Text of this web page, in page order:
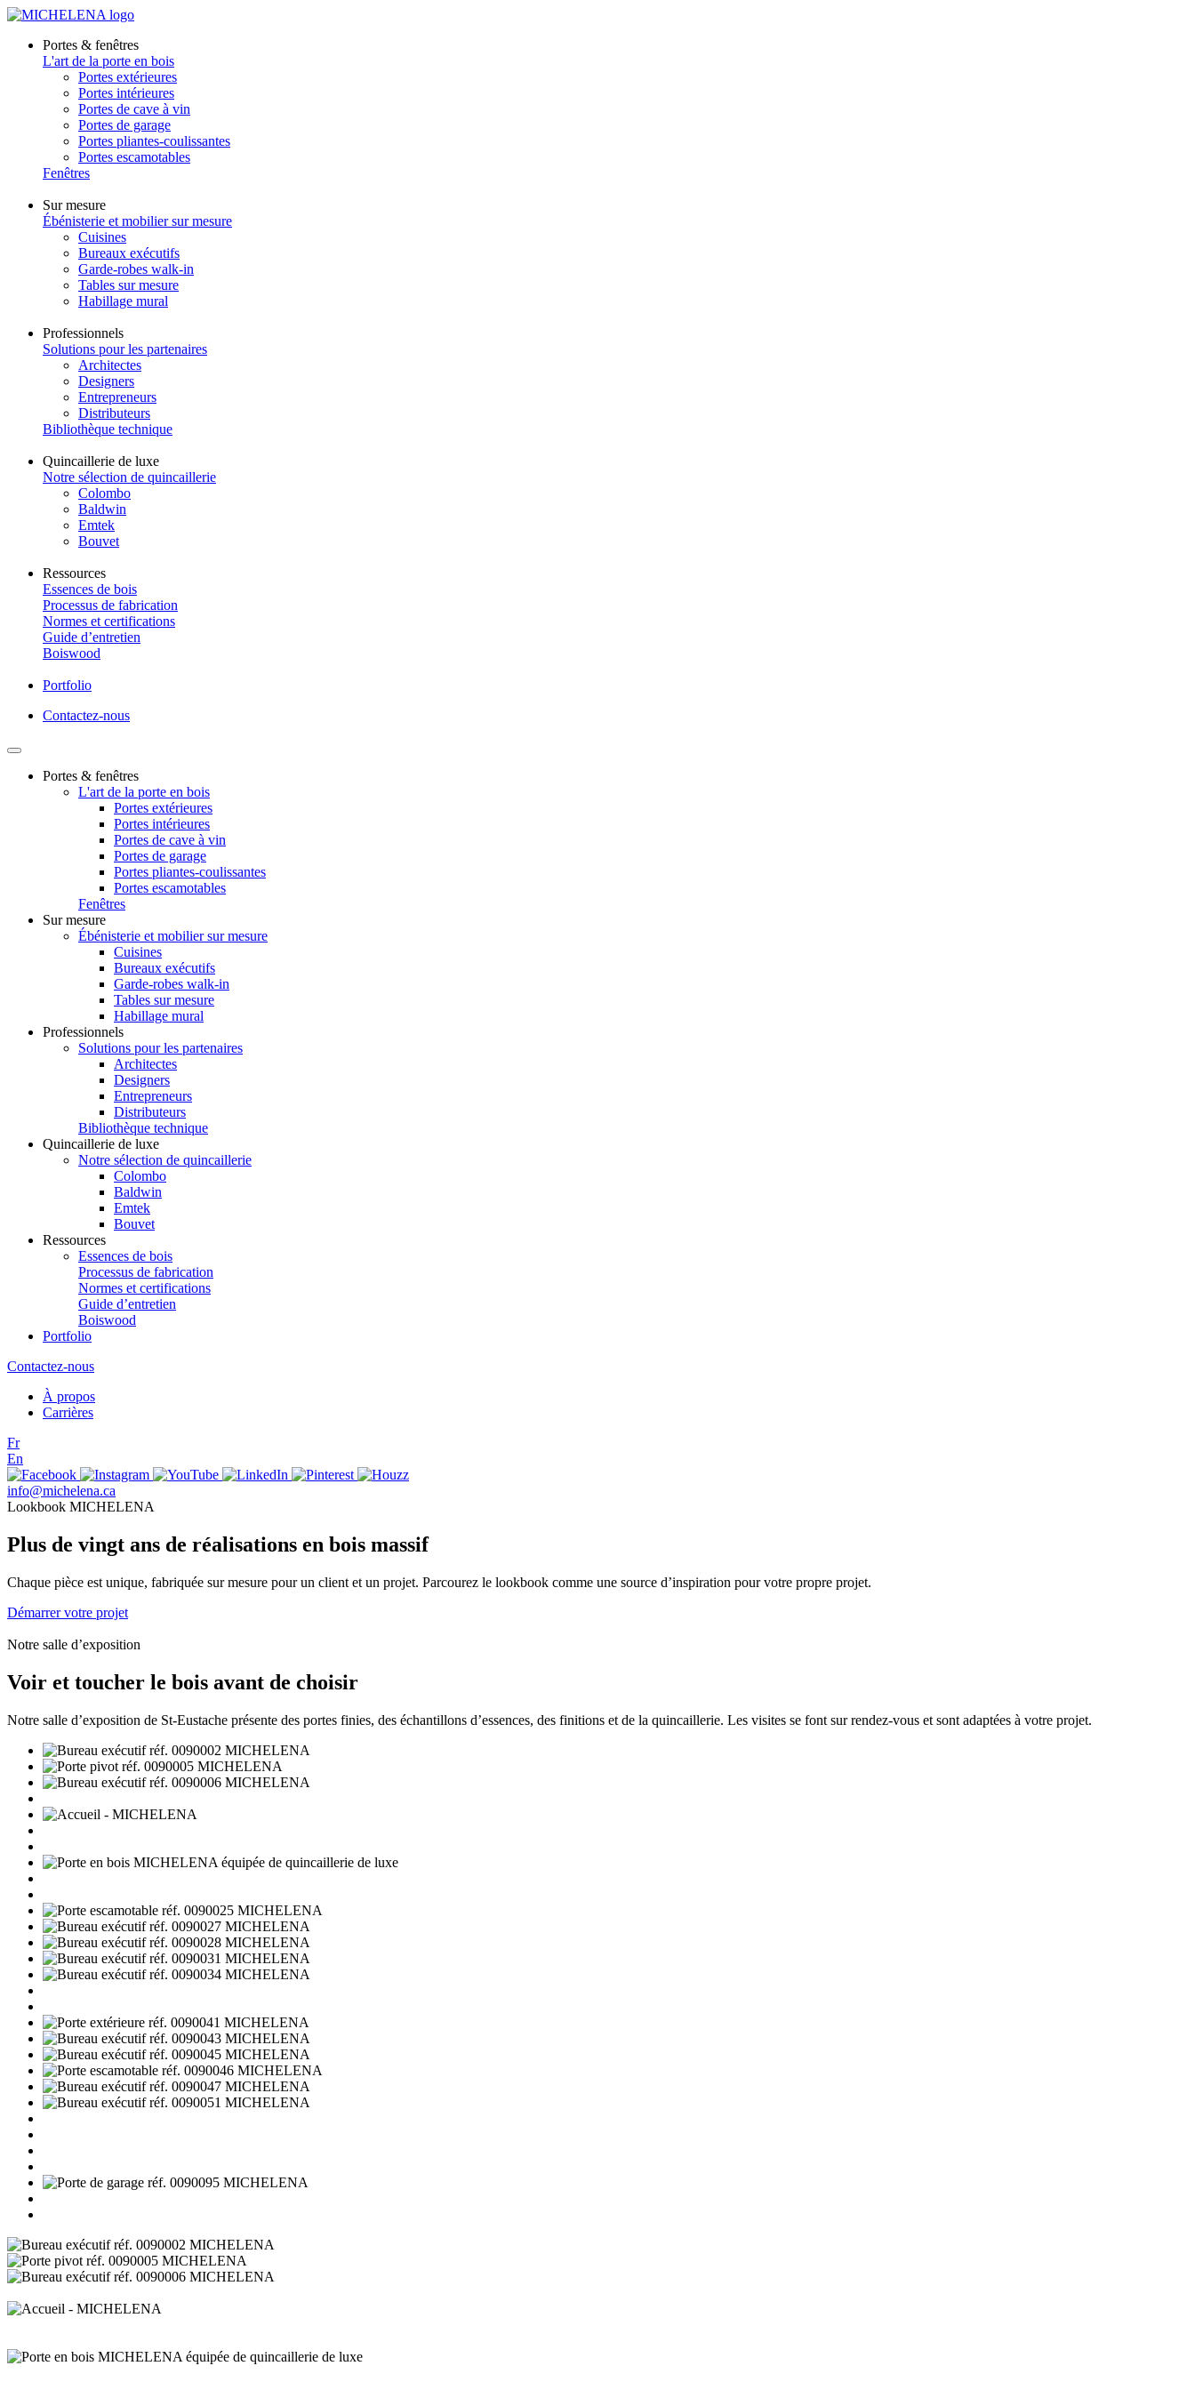
Portes & fenêtres
L'art de la porte en bois
Portes extérieures
Portes intérieures
Portes de cave à vin
Portes de garage
Portes pliantes-coulissantes
Portes escamotables
Fenêtres
Sur mesure
Ébénisterie et mobilier sur mesure
Cuisines
Bureaux exécutifs
Garde-robes walk-in
Tables sur mesure
Habillage mural
Professionnels
Solutions pour les partenaires
Architectes
Designers
Entrepreneurs
Distributeurs
Bibliothèque technique
Quincaillerie de luxe
Notre sélection de quincaillerie
Colombo
Baldwin
Emtek
Bouvet
Ressources
Essences de bois
Processus de fabrication
Normes et certifications
Guide d’entretien
Boiswood
Portfolio
Contactez-nous
Portes & fenêtres
L'art de la porte en bois
Portes extérieures
Portes intérieures
Portes de cave à vin
Portes de garage
Portes pliantes-coulissantes
Portes escamotables
Fenêtres
Sur mesure
Ébénisterie et mobilier sur mesure
Cuisines
Bureaux exécutifs
Garde-robes walk-in
Tables sur mesure
Habillage mural
Professionnels
Solutions pour les partenaires
Architectes
Designers
Entrepreneurs
Distributeurs
Bibliothèque technique
Quincaillerie de luxe
Notre sélection de quincaillerie
Colombo
Baldwin
Emtek
Bouvet
Ressources
Essences de bois
Processus de fabrication
Normes et certifications
Guide d’entretien
Boiswood
Portfolio
Contactez-nous
À propos
Carrières
Fr
En
info@michelena.ca
Lookbook MICHELENA
Plus de vingt ans de réalisations en bois massif
Chaque pièce est unique, fabriquée sur mesure pour un client et un projet. Parcourez le lookbook comme une source d’inspiration pour votre propre projet.
Démarrer votre projet
Notre salle d’exposition
Voir et toucher le bois avant de choisir
Notre salle d’exposition de St-Eustache présente des portes finies, des échantillons d’essences, des finitions et de la quincaillerie. Les visites se font sur rendez-vous et sont adaptées à votre projet.